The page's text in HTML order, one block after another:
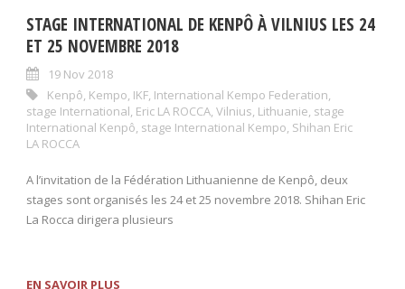
STAGE INTERNATIONAL DE KENPÔ À VILNIUS LES 24
ET 25 NOVEMBRE 2018
19 Nov 2018
Kenpô, Kempo, IKF, International Kempo Federation,
stage International, Eric LA ROCCA, Vilnius, Lithuanie, stage
International Kenpô, stage International Kempo, Shihan Eric
LA ROCCA
A l’invitation de la Fédération Lithuanienne de Kenpô, deux
stages sont organisés les 24 et 25 novembre 2018. Shihan Eric
La Rocca dirigera plusieurs
EN SAVOIR PLUS